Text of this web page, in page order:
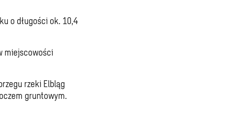
o długości ok. 10,4
miejscowości
rzeki Elbląg
gruntowym.